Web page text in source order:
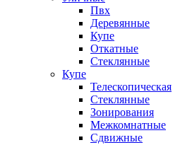
Пвх
Деревянные
Купе
Откатные
Стеклянные
Купе
Телескопическая
Стеклянные
Зонирования
Межкомнатные
Сдвижные